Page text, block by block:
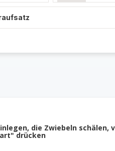
die Zwiebeln schälen,
drücken